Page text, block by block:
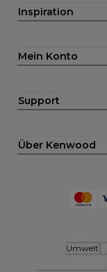
Inspiration
Mein Konto
Support
Über Kenwood
Umwelt